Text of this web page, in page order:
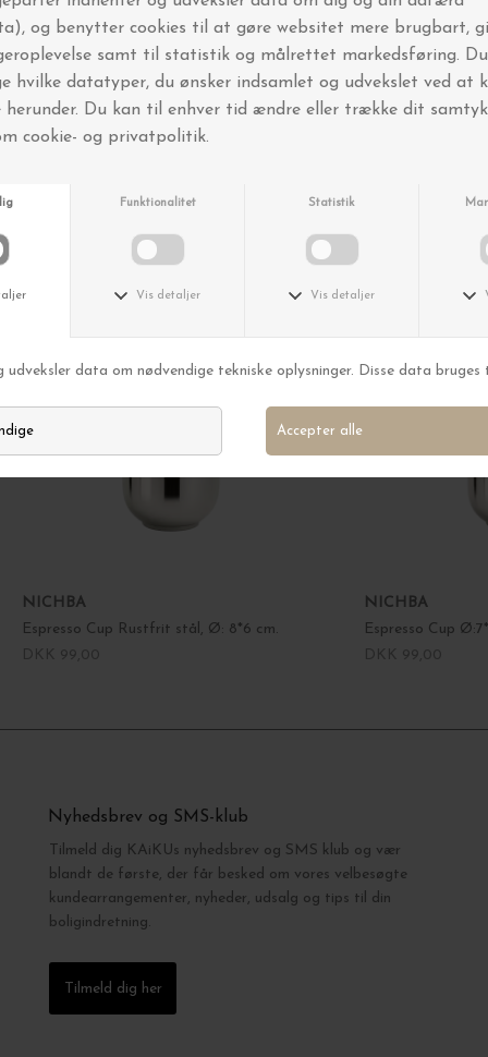
FRI FRAGT OVER 499,-
NICHBA
Espresso Cup Rustfrit stål, Ø: 8*6 cm.
NICHBA
Espresso Cup
Nyhedsbrev og SMS-klub
Tilmeld dig KAiKUs nyhedsbrev og SMS klub og vær
blandt de første, der får besked om vores velbesøgte
kundearrangementer, nyheder, udsalg og tips til din
boligindretning.
Tilmeld dig her